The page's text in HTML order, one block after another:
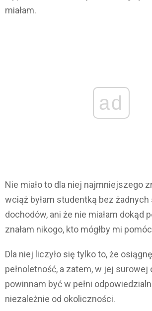
miałam.
ad
Nie miało to dla niej najmniejszego
wciąż byłam studentką bez żadnych
dochodów, ani że nie miałam dokąd
znałam nikogo, kto mógłby mi
Dla niej liczyło się tylko to, że
pełnoletność, a zatem, w jej surowej
powinnam być w pełni
niezależnie od okoliczności.